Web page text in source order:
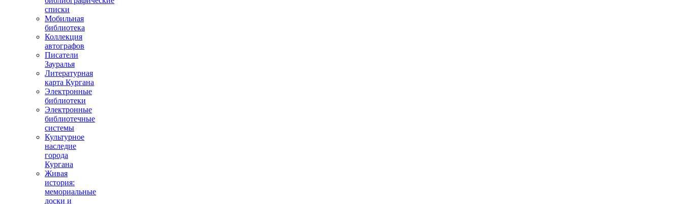
списки
Мобильная
библиотека
Коллекция
автографов
Писатели
Зауралья
Литературная
карта Кургана
Электронные
библиотеки
Электронные
библиотечные
системы
Культурное
наследие
города
Кургана
Живая
история:
мемориальные
доски и